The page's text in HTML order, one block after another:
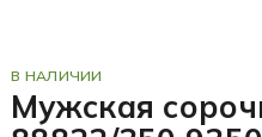
В НАЛИЧИИ
Мужская